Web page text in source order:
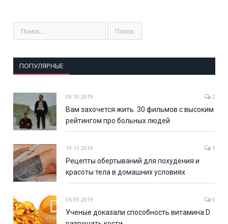
ПОПУЛЯРНЫЕ
09.10.2019 2
Вам захочется жить. 30 фильмов с высоким
рейтингом про больных людей
19.11.2019 1
Рецепты обертываний для похудения и
красоты тела в домашних условиях
06.09.2019 0
Ученые доказали способность витамина D